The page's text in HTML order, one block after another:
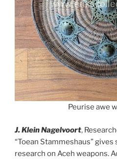
Peurise awe
J. Klein Nagelvoort,
“Toean Stammeshaus”
research on Aceh weapons.